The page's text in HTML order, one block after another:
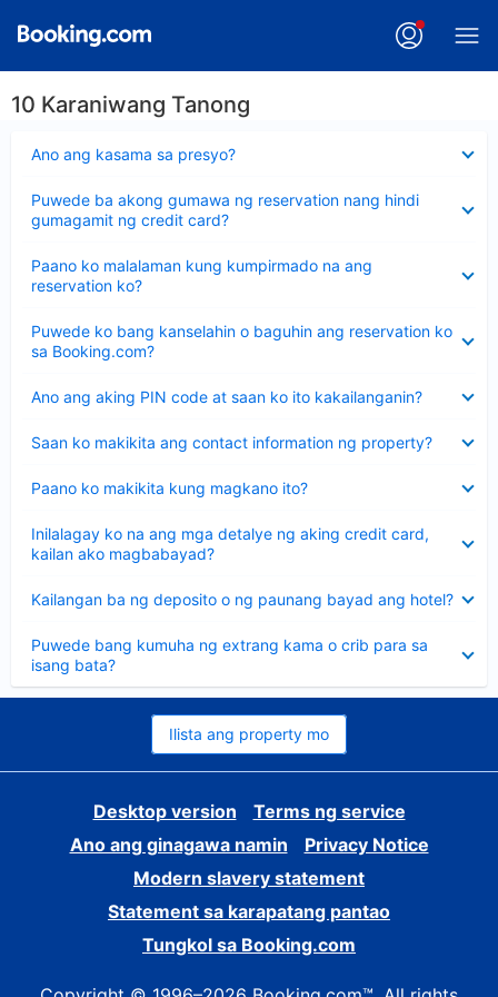
10 Karaniwang Tanong
Ano ang kasama sa presyo?
ang
Puwede ba akong gumawa ng reservation nang hindi
gumagamit ng credit card?
ang
sagot
Paano ko malalaman kung kumpirmado na ang
reservation ko?
ang
sagot
Puwede ko bang kanselahin o baguhin ang reservation ko
sa Booking.com?
ang
sagot
Ano ang aking PIN code at saan ko ito kakailanganin?
ang
Saan ko makikita ang contact information ng property?
ang
Paano ko makikita kung magkano ito?
ang
Inilalagay ko na ang mga detalye ng aking credit card,
kailan ako magbabayad?
ang
sagot
Kailangan ba ng deposito o ng paunang bayad ang hotel?
ang
Puwede bang kumuha ng extrang kama o crib para sa
isang bata?
ang
sagot
Ilista ang property mo
Desktop version
Terms ng service
Ano ang ginagawa namin
Privacy Notice
Modern slavery statement
Statement sa karapatang pantao
Tungkol sa Booking.com